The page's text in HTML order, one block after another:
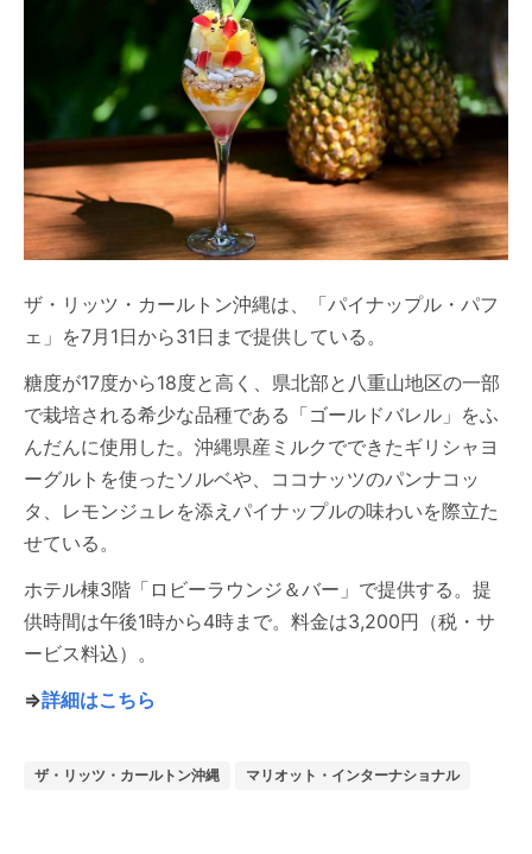
ザ・リッツ・カールトン沖縄は、「パイナップル・パフ
ェ」を7月1日から31日まで提供している。
糖度が17度から18度と高く、県北部と八重山地区の一部
で栽培される希少な品種である「ゴールドバレル」をふ
んだんに使用した。沖縄県産ミルクでできたギリシャヨ
ーグルトを使ったソルベや、ココナッツのパンナコッ
タ、レモンジュレを添えパイナップルの味わいを際立た
せている。
ホテル棟3階「ロビーラウンジ＆バー」で提供する。提
供時間は午後1時から4時まで。料金は3,200円（税・サ
ービス料込）。
⇒詳細はこちら
ザ・リッツ・カールトン沖縄 マリオット・インターナショナル